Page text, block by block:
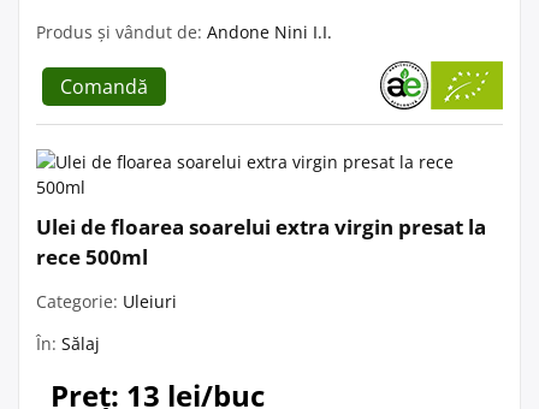
Produs și vândut de: Andone Nini I.I.
Comandă
Ulei de floarea soarelui extra virgin presat la
rece 500ml
Categorie: Uleiuri
În: Sălaj
Preț: 13 lei/buc